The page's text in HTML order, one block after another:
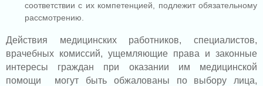
соответствии с их компетенцией, подлежит обязательному
рассмотрению.
Действия медицинских работников, специалистов,
врачебных комиссий, ущемляющие права и законные
интересы граждан при оказании им медицинской
помощи могут быть обжалованы по выбору лица,